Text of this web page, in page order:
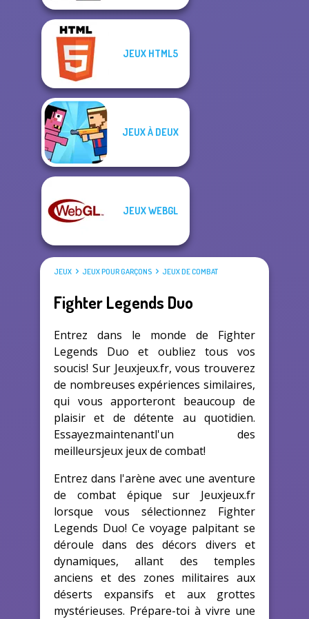
JEUX HTML5
JEUX À DEUX
JEUX WEBGL
JEUX JEUX POUR GARÇONS JEUX DE COMBAT
Fighter Legends Duo
Entrez dans le monde de Fighter
Legends Duo et oubliez tous vos
soucis! Sur Jeuxjeux.fr, vous trouverez
de nombreuses expériences similaires,
qui vous apporteront beaucoup de
plaisir et de détente au quotidien.
Essayezmaintenantl'un des
meilleursjeux jeux de combat!
Entrez dans l'arène avec une aventure
de combat épique sur Jeuxjeux.fr
lorsque vous sélectionnez Fighter
Legends Duo! Ce voyage palpitant se
déroule dans des décors divers et
dynamiques, allant des temples
anciens et des zones militaires aux
déserts expansifs et aux grottes
mystérieuses. Prépare-toi à vivre une